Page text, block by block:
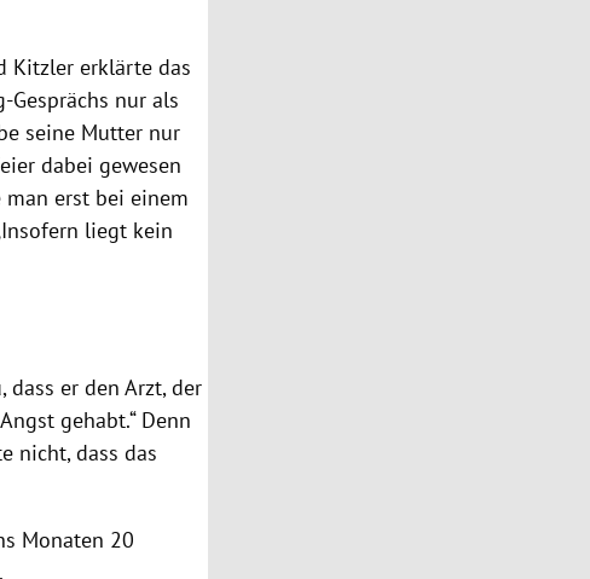
Kitzler erklärte das
Gesprächs nur als
seine Mutter nur
dabei gewesen
man erst bei einem
liegt kein
dass er den Arzt, der
gehabt.“ Denn
nicht, dass das
Monaten 20